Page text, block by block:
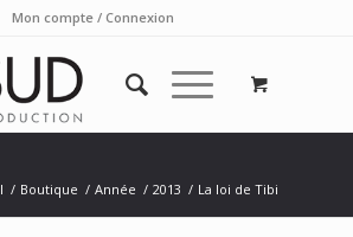
Mon compte / Connexion
/ Boutique / Année / 2013 / La loi de Tibi